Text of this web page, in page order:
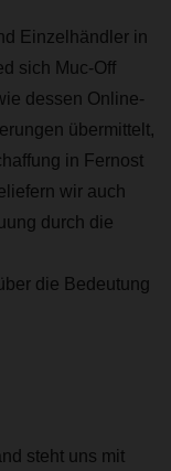
Einzelhändler in
sich Muc-Off
dessen Online-
übermittelt,
in Fernost
wir auch
durch die
die Bedeutung
steht uns mit